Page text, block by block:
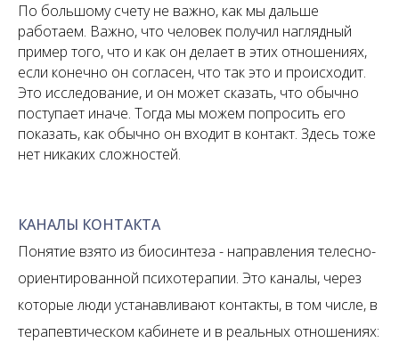
По большому счету не важно, как мы дальше
работаем. Важно, что человек получил наглядный
пример того, что и как он делает в этих отношениях,
если конечно он согласен, что так это и происходит.
Это исследование, и он может сказать, что обычно
поступает иначе. Тогда мы можем попросить его
показать, как обычно он входит в контакт. Здесь тоже
нет никаких сложностей.
КАНАЛЫ КОНТАКТА
Понятие взято из биосинтеза - направления телесно-
ориентированной психотерапии. Это каналы, через
которые люди устанавливают контакты, в том числе, в
терапевтическом кабинете и в реальных отношениях: